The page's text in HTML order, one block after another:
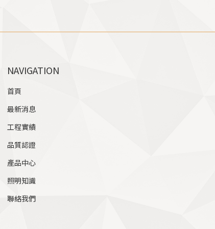
NAVIGATION
首頁
最新消息
工程實績
品質認證
產品中心
照明知識
聯絡我們